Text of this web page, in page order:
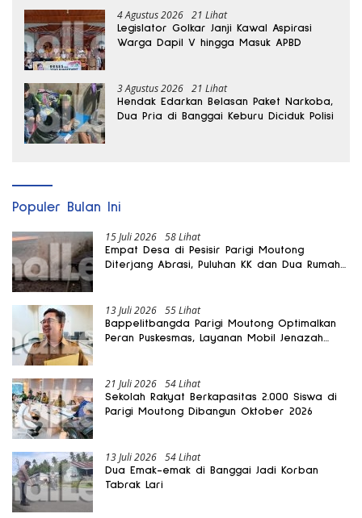
4 Agustus 2026 21 Lihat
Legislator Golkar Janji Kawal Aspirasi
Warga Dapil V hingga Masuk APBD
3 Agustus 2026 21 Lihat
Hendak Edarkan Belasan Paket Narkoba,
Dua Pria di Banggai Keburu Diciduk Polisi
Populer Bulan Ini
15 Juli 2026 58 Lihat
Empat Desa di Pesisir Parigi Moutong
Diterjang Abrasi, Puluhan KK dan Dua Rumah
13 Juli 2026 55 Lihat
Bappelitbangda Parigi Moutong Optimalkan
Peran Puskesmas, Layanan Mobil Jenazah
21 Juli 2026 54 Lihat
Sekolah Rakyat Berkapasitas 2.000 Siswa di
Parigi Moutong Dibangun Oktober 2026
13 Juli 2026 54 Lihat
Dua Emak-emak di Banggai Jadi Korban
Tabrak Lari